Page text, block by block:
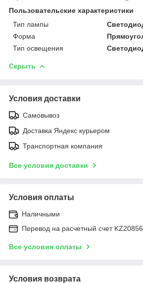
Пользовательские характеристики
Тип лампы
Форма
Тип освещения
Скрыть
Условия доставки
Самовывоз
Доставка Яндекс курьером
Транспортная компания
Все условия доставки
Условия оплаты
Наличными
Перевод на расчетный счет
Все условия оплаты
Условия возврата